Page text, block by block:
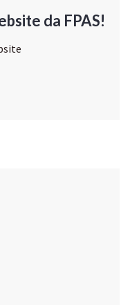
da FPAS!